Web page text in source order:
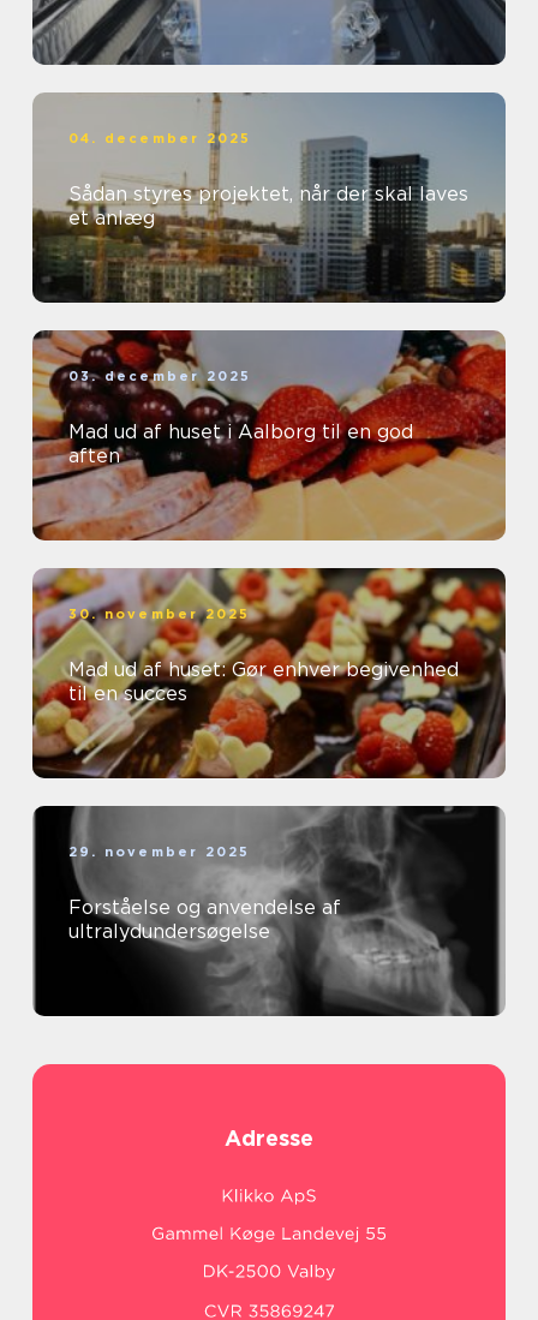
04. december 2025
Sådan styres projektet, når der skal laves
et anlæg
03. december 2025
Mad ud af huset i Aalborg til en god
aften
30. november 2025
Mad ud af huset: Gør enhver begivenhed
til en succes
29. november 2025
Forståelse og anvendelse af
ultralydundersøgelse
Adresse